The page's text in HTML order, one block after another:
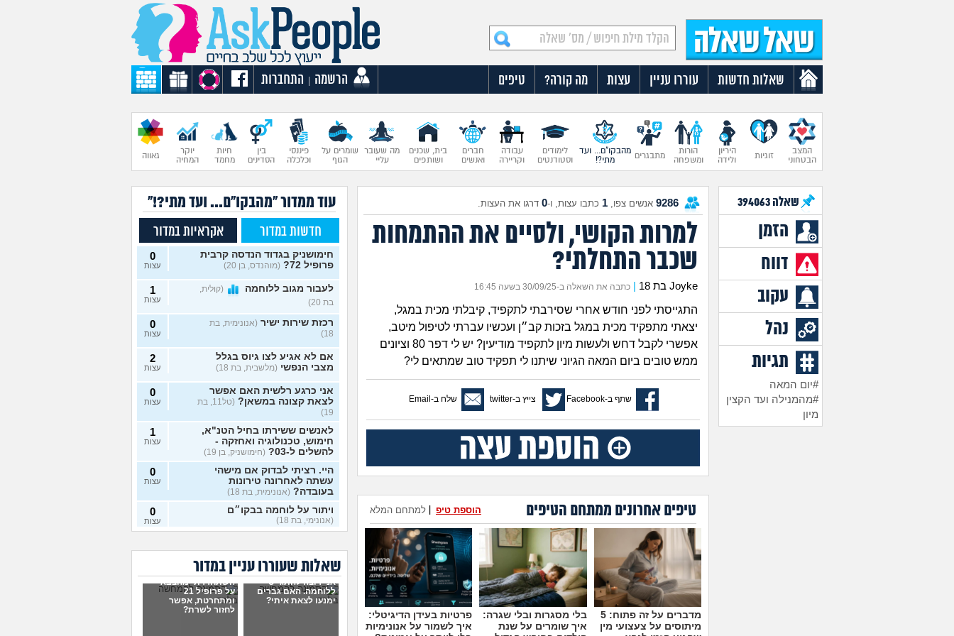
שאלות חדשות עוררו עניין עצות מה קורה? טיפים הרשמה התחברות
המצב
הבטחוני
זוגיות
היריון
ולידה
הורות
ומשפחה
מתבגרים
מהבקו"ם... ועד
מתי?!
לימודים
וסטודנטים
עבודה
וקריירה
חברים
ואנשים
בית, שכנים
ושותפים
מה שעובר
עליי
שומרים על
הגוף
פיננסי
וכלכלה
בין
הסדינים
חיות
מחמד
יוקר
המחיה
גאווה
שאלה394063
הזמן
דווח
עקוב
נהל
תגיות
#יום המאה
#מהמנילה ועד הקצין
מיון
9286 אנשים צפו, 1 כתבו עצות, ו-0 דרגו את העצות.
למרות הקושי, ולסיים את ההתמחות
שכבר התחלתי?
Joyke בת 18 כתבה את השאלה ב-30/09/25 בשעה 16:45
התגייסתי לפני חודש אחרי שסירבתי לתקפיד, קיבלתי מכית במגל,
יצאתי מתפקיד מכית במגל בזכות קב״ן ועכשיו עברתי לטיפול מיטב,
אפשרי לקבל דחש ולעשות מיון לתקפיד מודיעין? יש לי דפר 80 וציונים
ממש טובים ביום המאה הגיוני שיתנו לי תפקיד טוב שמתאים לי?
שתף ב-Facebook צייץ ב-twitter שלח ב-Email
טיפים אחרונים ממתחם הטיפים למתחם המלא הוספת טיפ
מדברים על זה פתוח: 5
מיתוסים על צעצועי מין
בלי מסגרות ובלי שגרה:
איך שומרים על שנת
פרטיות בעידן הדיגיטלי:
איך לשמור על אנונימיות
עוד ממדור "מהבקו"ם... ועד מתי?!"
חדשות במדור אקראיות במדור
חימושניק בגדוד הנדסה קרבית
פרופיל 72?
(מוהנדס, בן 20)
0
עצות
לעבור מגוב ללוחמה
(קולית,
בת 20)
1
עצות
רכזת שירות ישיר (אנונימית, בת
18)
0
עצות
אם לא אגיע לצו גיוס בגלל
מצבי הנפשי (מלשבית, בת 18)
2
עצות
אני כרגע רלשית האם אפשר
לצאת קצונה במשאן?
(טל11, בת
19)
0
עצות
לאנשים ששירתו בחיל הטנ"א,
חימוש, טכנולוגיה ואחזקה -
להשלים ל-03?
(חימושניק, בן 19)
1
עצות
היי. רציתי לבדוק אם מישהי
עשתה לאחרונה טירונות
בעובדה? (אנונימית, בת 18)
0
עצות
ויתור על לוחמה בבקו״ם
(אנונימי, בת 18)
0
עצות
לצאת מהצבא על נפשי (יוני, בן
19)
5
עצות
(ככככ, בן
שאלות שעוררו עניין במדור
אני רוצה להתגייס
ללוחמה. האם גברים
ימנעו לצאת איתי?
השתחררתי מהצבא
על פרופיל 21
ומתחרטת, אפשר
לחזור לשרת?